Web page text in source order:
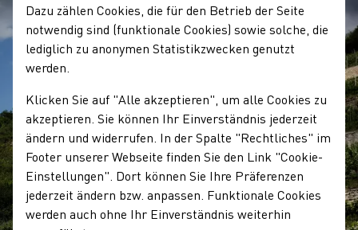
Dazu zählen Cookies, die für den Betrieb der Seite
notwendig sind (funktionale Cookies) sowie solche, die
lediglich zu anonymen Statistikzwecken genutzt
werden.
Klicken Sie auf "Alle akzeptieren", um alle Cookies zu
akzeptieren. Sie können Ihr Einverständnis jederzeit
ändern und widerrufen. In der Spalte "Rechtliches" im
Footer unserer Webseite finden Sie den Link "Cookie-
Einstellungen". Dort können Sie Ihre Präferenzen
jederzeit ändern bzw. anpassen. Funktionale Cookies
werden auch ohne Ihr Einverständnis weiterhin